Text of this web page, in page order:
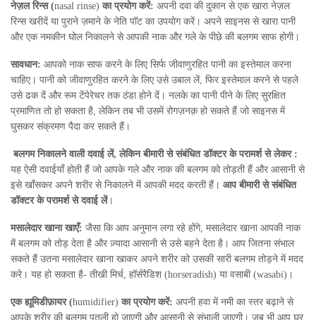
नेज़ल रिन्स (nasal rinse) का प्रयोग करें: अपनी दवा की दुकान से एक खारा नेज़ल
रिन्स खरीदें या पुराने ज़माने के नेति पॉट का उपयोग करें। अपने साइनस से खारा पानी
और एक नमकीन घोल निकालने से आपकी नाक और गले के पीछे की बलगम साफ होगी।
सावधान: आपको नाक साफ करने के लिए सिर्फ जीवाणुरहित पानी का इस्तेमाल करना
चाहिए। पानी को जीवाणुरहित करने के लिए उसे उबाल लें, फिर इस्तेमाल करने से पहले
उसे ढक दें और रूम टेंपेरेचर तक ठंडा होने दें। नलके का पानी पीने के लिए सुरक्षित
प्रमाणित तो हो सकता है, लेकिन तब भी उसमें रोगज़नक़ हो सकते हैं जो साइनस में
घुसकर संक्रमण पैदा कर सकते हैं।
बलगम निकालने वाली दवाई लें, लेकिन बीमारी से संबंधित डॉक्टर के परामर्श से लेकर :
यह ऐसी दवाईयाँ होती हैं जो आपके गले और नाक की बलगम को तोड़ती हैं और आसानी से
इसे खाँसकर अपने शरीर से निकालने में आपकी मदद करती हैं। आप बीमारी से संबंधित
डॉक्टर के परामर्श से दवाई लें।
मसालेदार खाना खाएँ: जैसा कि आप अनुमान लगा रहे होंगे, मसालेदार खाना आपकी नाक
में बलगम को तोड़ देता है और ज़्यादा आसानी से उसे बहने देता है। आप जितना संभाल
सकते हैं उतना मसालेदार खाना खाकर अपने शरीर को उसकी सारी बलगम तोड़ने में मदद
करे। यह हो सकता है- तीखी मिर्च, हॉर्सरैडिश (horseradish) या वसाबी (wasabi)।
एक ह्यूमिडीफ़ायर (humidifier) का प्रयोग करें: अपनी हवा में नमी का स्तर बढ़ाने से
आपके शरीर की बलगम पतली हो जाएगी और आसानी से संभाली जाएगी। जब भी आप घर